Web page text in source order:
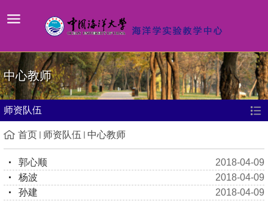
中心教师
师资队伍
首页 师资队伍 中心教师
郭心顺
2018-04-09
杨波
2018-04-09
孙建
2018-04-09